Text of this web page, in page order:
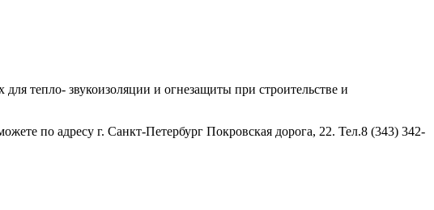
тепло- звукоизоляции и огнезащиты при строительстве и
по адресу г. Санкт-Петербург Покровская дорога, 22. Тел.8 (343) 342-